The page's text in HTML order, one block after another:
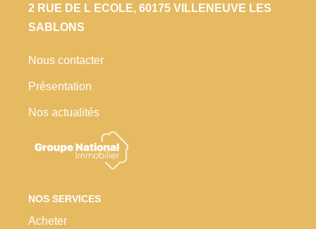
VENTES INTERACTIVES
NOS CLIENTS
Nos Prestations
2 RUE DE L ECOLE, 60175 VILLENEUVE LES
SABLONS
Nous contacter
Présentation
Nos actualités
NOS SERVICES
Acheter